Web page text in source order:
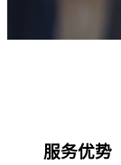
服务优势